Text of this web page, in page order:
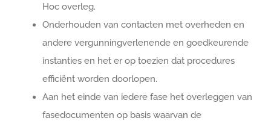
Hoc overleg.
Onderhouden van contacten met overheden en
andere vergunningverlenende en goedkeurende
instanties en het er op toezien dat procedures
efficiënt worden doorlopen.
Aan het einde van iedere fase het overleggen van
fasedocumenten op basis waarvan de